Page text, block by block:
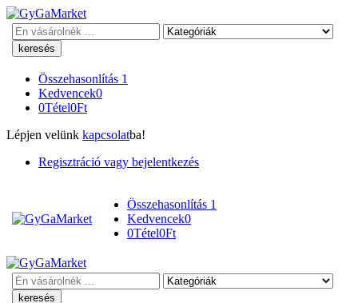
Keresés
Összehasonlítás 1
Kedvencek0
0Tétel0Ft
Lépjen velünk kapcsolatba!
Regisztráció vagy bejelentkezés
Összehasonlítás 1
Kedvencek0
0Tétel0Ft
Keresés